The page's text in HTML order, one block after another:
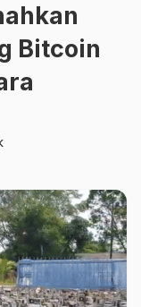
Bitcoin